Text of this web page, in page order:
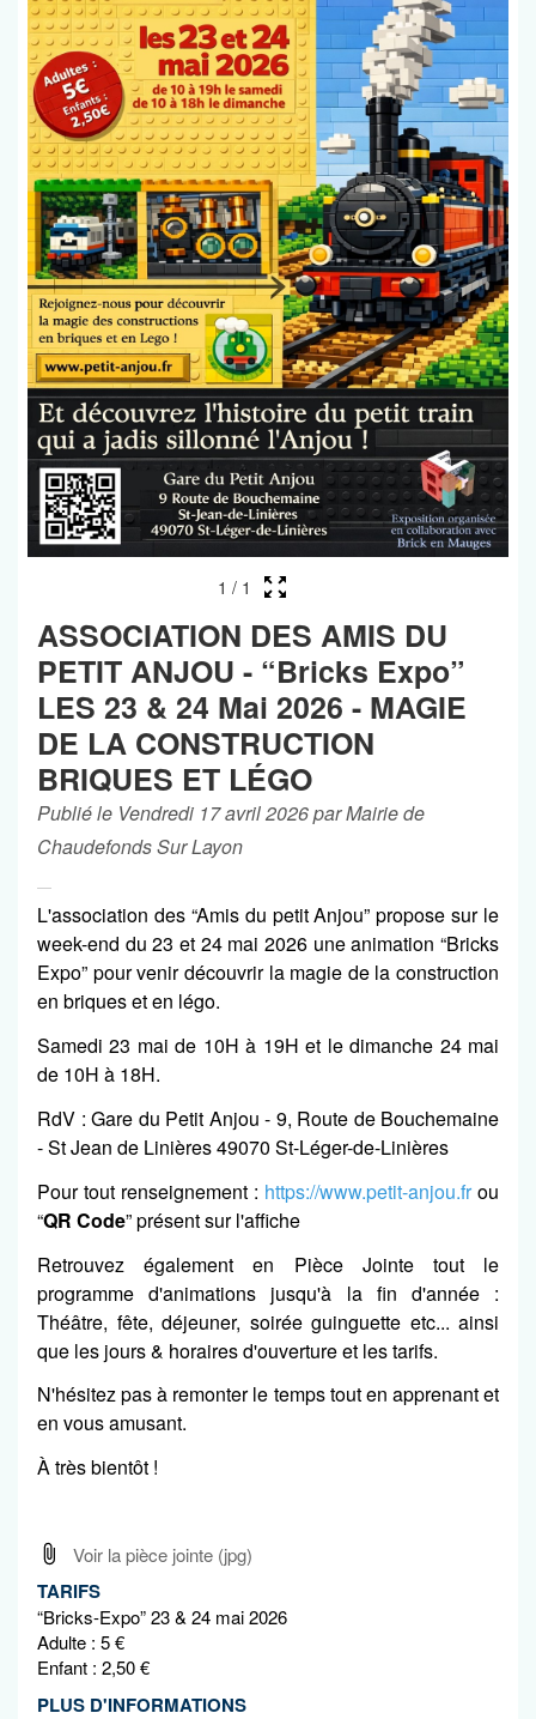
1 / 1
ASSOCIATION DES AMIS DU
PETIT ANJOU - “Bricks Expo”
LES 23 & 24 Mai 2026 - MAGIE
DE LA CONSTRUCTION
BRIQUES ET LÉGO
Publié le Vendredi 17 avril 2026 par Mairie de
Chaudefonds Sur Layon
L'association des “Amis du petit Anjou” propose sur le
week-end du 23 et 24 mai 2026 une animation “Bricks
Expo” pour venir découvrir la magie de la construction
en briques et en légo.
Samedi 23 mai de 10H à 19H et le dimanche 24 mai
de 10H à 18H.
RdV : Gare du Petit Anjou - 9, Route de Bouchemaine
- St Jean de Linières 49070 St-Léger-de-Linières
Pour tout renseignement : https://www.petit-anjou.frou
“QR Code” présent sur l'affiche
Retrouvez également en Pièce Jointe tout le
programme d'animations jusqu'à la fin d'année :
Théâtre, fête, déjeuner, soirée guinguette etc... ainsi
que les jours & horaires d'ouverture et les tarifs.
N'hésitez pas à remonter le temps tout en apprenant et
en vous amusant.
À très bientôt !
Voir la pièce jointe (jpg)
TARIFS
“Bricks-Expo” 23 & 24 mai 2026
Adulte : 5 €
Enfant : 2,50 €
PLUS D'INFORMATIONS